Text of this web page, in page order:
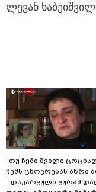
ლევან
"თუ ჩემი შვილი
ჩემს ცხოვრებას აზრი
- დაკარგული გურამ